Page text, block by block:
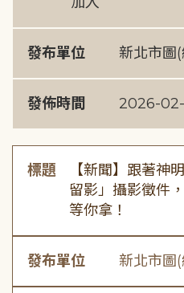
發布單位 新北市圖
發佈時間 2026-
標題
【新聞】跟著神
留影」攝影徵件
等你拿！
發布單位 新北市圖